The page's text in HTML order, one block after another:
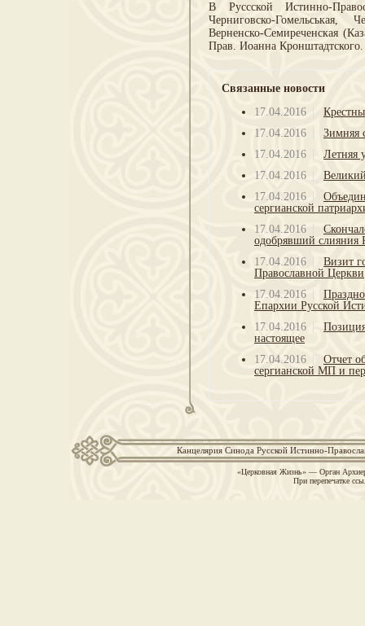
В Руссской Истинно-
Черниговско-Гомельськая,
Верненско-Семиреченская
Прав. Иоанна Кронштадтского.
Связанные новости
17.04.2016
17.04.2016
Зимняя
17.04.2016
Летняя
17.04.2016
17.04.2016
сергианской
17.04.2016
одобрявший
17.04.2016
Визит
Православной Церкви
17.04.2016
Епархии Русской
17.04.2016
настоящее
17.04.2016
Отчет
сергианской МП и
Канцелярия Синода Русской Истинно-
«Церковная Жизнь» — Орган
При перепечатке